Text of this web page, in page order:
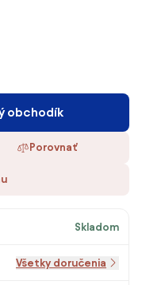
obchodík
Porovnať
Skladom
Všetky doručenia